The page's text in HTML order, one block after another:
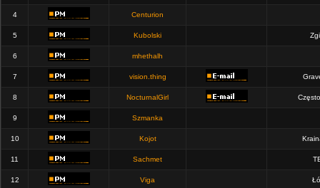
4 Centurion
5 Kubolski
6 mhethalh
7 vision.thing
8 NocturnalGirl
9 Szmanka
10 Kojot
11 Sachmet
12 Viga